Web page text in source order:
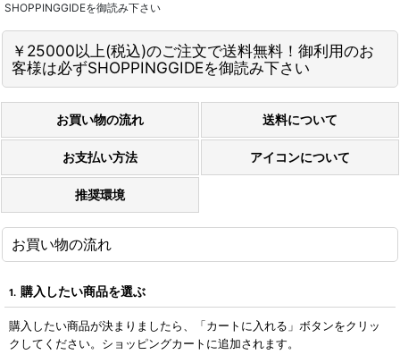
SHOPPINGGIDEを御読み下さい
￥25000以上(税込)のご注文で送料無料！御利用のお
客様は必ずSHOPPINGGIDEを御読み下さい
お買い物の流れ 送料について
お支払い方法 アイコンについて
推奨環境
お買い物の流れ
1. 購入したい商品を選ぶ
購入したい商品が決まりましたら、「カートに入れる」ボタンをクリッ
クしてください。ショッピングカートに追加されます。